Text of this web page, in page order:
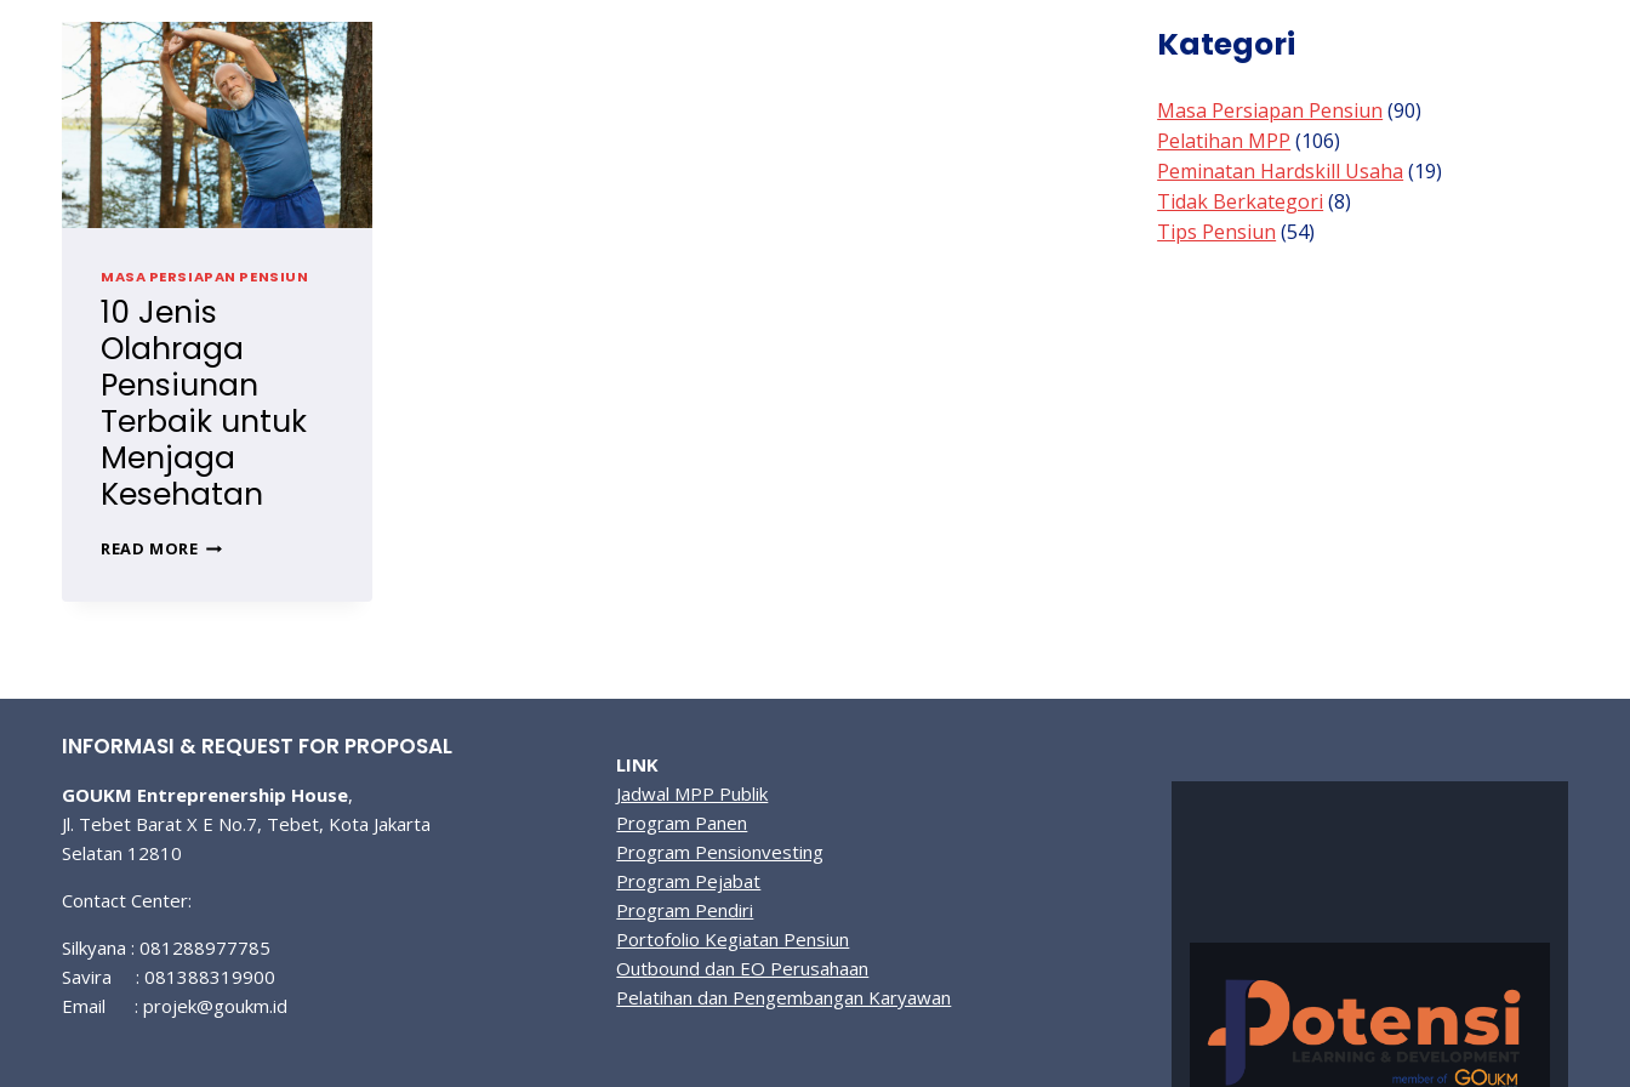
MASA PERSIAPAN PENSIUN
10 Jenis
Olahraga
Pensiunan
Terbaik untuk
Menjaga
Kesehatan
READ MORE10
Kategori
Masa Persiapan Pensiun (90)
Pelatihan MPP (106)
Peminatan Hardskill Usaha (19)
Tidak Berkategori (8)
Tips Pensiun (54)
INFORMASI & REQUEST FOR PROPOSAL
GOUKM Entreprenership House,
Jl. Tebet Barat X E No.7, Tebet, Kota Jakarta
Selatan 12810
Contact Center:
Silkyana : 081288977785
Savira : 081388319900
Email : projek@goukm.id
LINK
Jadwal MPP Publik
Program Panen
Program Pensionvesting
Program Pejabat
Program Pendiri
Portofolio Kegiatan Pensiun
Outbound dan EO Perusahaan
Pelatihan dan Pengembangan Karyawan